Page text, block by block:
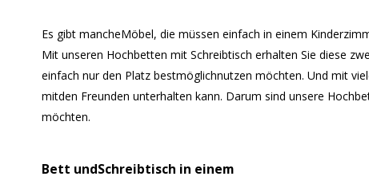
Es gibt mancheMöbel, die müssen einfach in einem
Mit unseren Hochbetten mit Schreibtisch erhalten Sie diese
einfach nur den Platz bestmöglichnutzen möchten. Und mit
mitden Freunden unterhalten kann. Darum sind unsere
möchten.
Bett undSchreibtisch in einem